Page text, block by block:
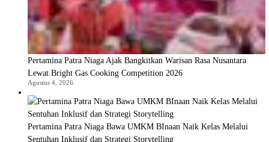
Pertamina Patra Niaga Ajak Bangkitkan Warisan Rasa Nusantara
Lewat Bright Gas Cooking Competition 2026
Agustus 4, 2026
Pertamina Patra Niaga Bawa UMKM BInaan Naik Kelas Melalui
Sentuhan Inklusif dan Strategi Storytelling